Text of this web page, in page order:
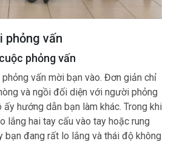
phỏng vấn
phỏng vấn
vấn mời bạn vào. Đơn giản chỉ
và ngồi đối diện với người phỏng
hướng dẫn bạn làm khác. Trong khi
lắng hai tay cấu vào tay hoặc rung
bạn đang rất lo lắng và thái độ không